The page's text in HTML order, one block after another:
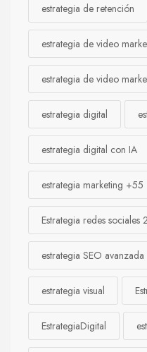
estrategia de retención
estrategia de video
estrategia de video
estrategia digital
estrategia digital con IA
estrategia marketing +55
Estrategia redes sociales
estrategia SEO avanzada
estrategia visual
EstrategiaDigital